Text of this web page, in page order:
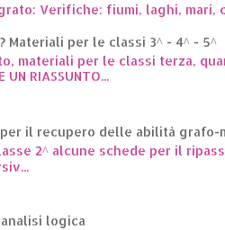
Verifiche: fiumi, laghi, mari,
Materiali per le classi 3^ - 4^ - 5^
materiali per le classi terza,
UN RIASSUNTO...
il recupero delle abilità grafo-
2^ alcune schede per il
logica